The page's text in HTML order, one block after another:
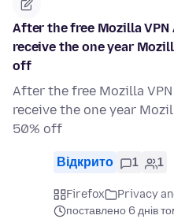
After the free Mozilla
receive the one year
off
After the free Mozilla
receive the one year
50% off
Відкрито 1 1
Firefox
Privacy
поставлено 6 днів